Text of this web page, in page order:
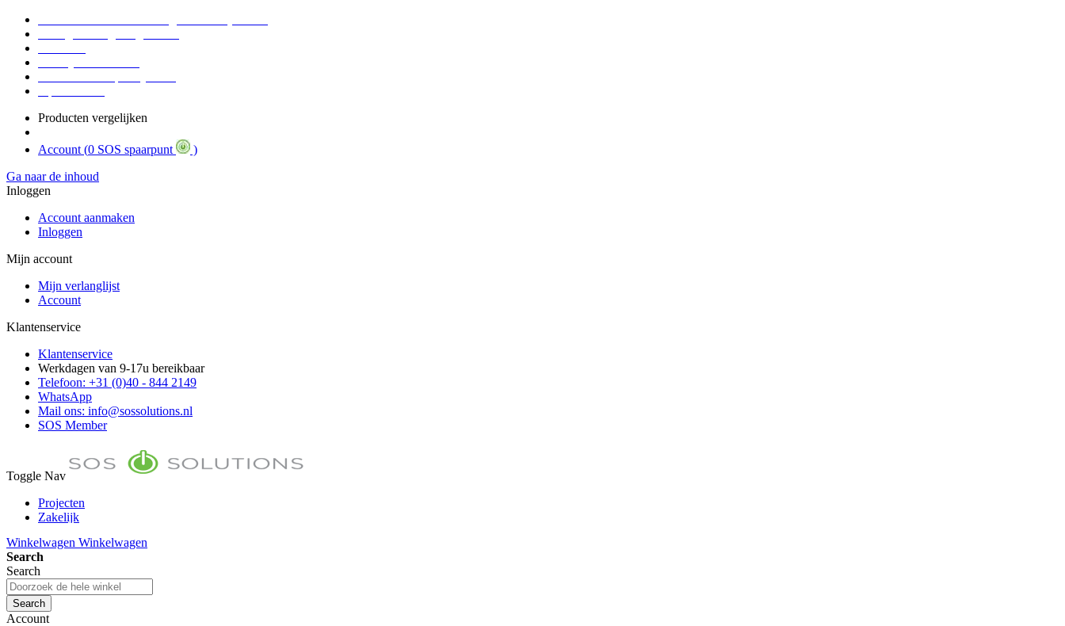
Producten vergelijken
Account (0 SOS spaarpunt
)
Ga naar de inhoud
Inloggen
Account aanmaken
Inloggen
Mijn account
Mijn verlanglijst
Account
Klantenservice
Klantenservice
Werkdagen van 9-17u bereikbaar
Telefoon: +31 (0)40 - 844 2149
WhatsApp
Mail ons: info@sossolutions.nl
SOS Member
Toggle Nav
Projecten
Zakelijk
Toon prijzen Incl. BTW
Toon prijzen Excl. BTW
Winkelwagen Winkelwagen
Search
Search
Search
Account